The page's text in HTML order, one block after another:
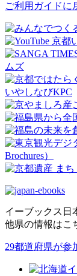
ご利用ガイドに
イーブックス日
他県の情報はこ
29都道府県が参